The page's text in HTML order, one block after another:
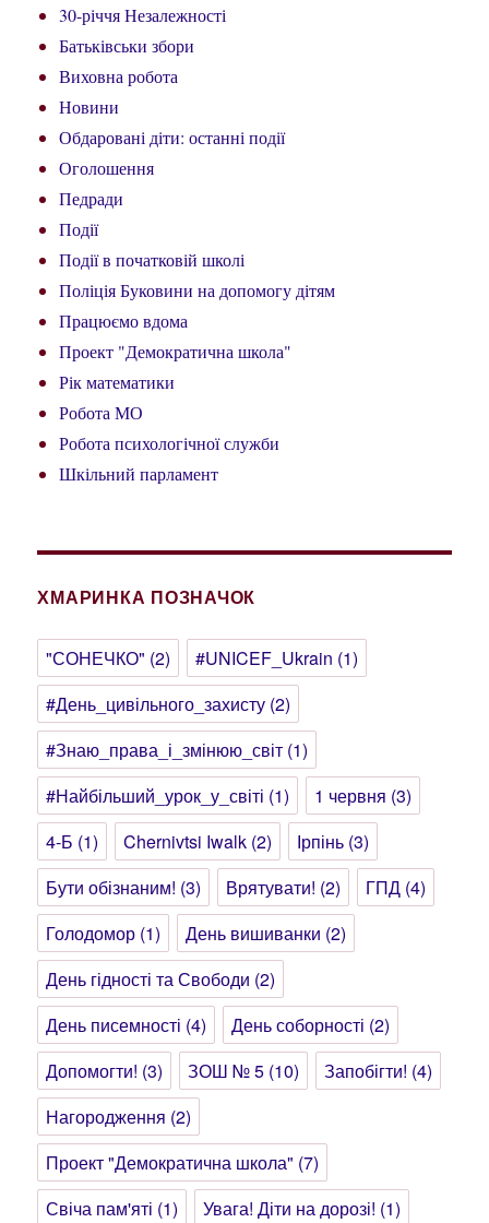
30-річчя Незалежності
Батьківськи збори
Виховна робота
Новини
Обдаровані діти: останні події
Оголошення
Педради
Події
Події в початковій школі
Поліція Буковини на допомогу дітям
Працюємо вдома
Проект "Демократична школа"
Рік математики
Робота МО
Робота психологічної служби
Шкільний парламент
ХМАРИНКА ПОЗНАЧОК
"СОНЕЧКО" (2) #UNICEF_Ukrain (1)
#День_цивільного_захисту (2)
#Знаю_права_і_змінюю_світ (1)
#Найбільший_урок_у_світі (1) 1 червня (3)
4-Б (1) Chernivtsi Iwalk (2) Ірпінь (3)
Бути обізнаним! (3) Врятувати! (2) ГПД (4)
Голодомор (1) День вишиванки (2)
День гідності та Свободи (2)
День писемності (4) День соборності (2)
Допомогти! (3) ЗОШ № 5 (10) Запобігти! (4)
Нагородження (2)
Проект "Демократична школа" (7)
Свіча пам'яті (1) Увага! Діти на дорозі! (1)